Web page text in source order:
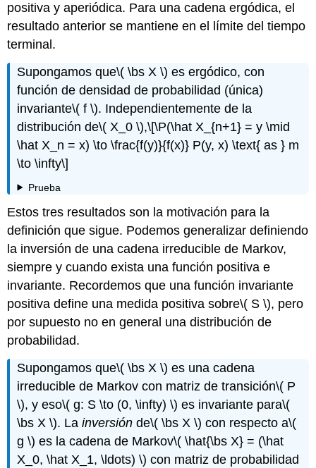
positiva y aperiódica. Para una cadena ergódica, el
resultado anterior se mantiene en el límite del tiempo
terminal.
Supongamos que\( \bs X \) es ergódico, con
función de densidad de probabilidad (única)
invariante\( f \). Independientemente de la
distribución de\( X_0 \),\[\P(\hat X_{n+1} = y \mid
\hat X_n = x) \to \frac{f(y)}{f(x)} P(y, x) \text{ as } m
\to \infty\]
Prueba
Estos tres resultados son la motivación para la
definición que sigue. Podemos generalizar definiendo
la inversión de una cadena irreducible de Markov,
siempre y cuando exista una función positiva e
invariante. Recordemos que una función invariante
positiva define una medida positiva sobre\( S \), pero
por supuesto no en general una distribución de
probabilidad.
Supongamos que\( \bs X \) es una cadena
irreducible de Markov con matriz de transición\( P
\), y eso\( g: S \to (0, \infty) \) es invariante para\(
\bs X \). Lainversión de\( \bs X \) con respecto a\(
g \) es la cadena de Markov\( \hat{\bs X} = (\hat
X_0, \hat X_1, \ldots) \) con matriz de probabilidad